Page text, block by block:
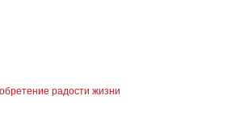
радости жизни